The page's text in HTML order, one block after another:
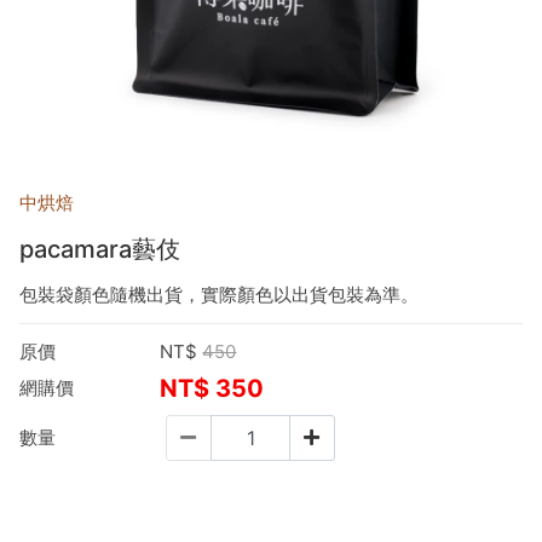
中烘焙
pacamara藝伎
包裝袋顏色隨機出貨，實際顏色以出貨包裝為準。
原價 NT$ 450
網購價
NT$ 350
數量